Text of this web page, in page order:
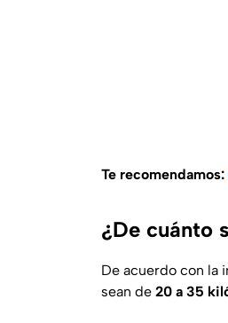
Te recomendamos:
¿De cuánto
De acuerdo con la
sean de 20 a 35